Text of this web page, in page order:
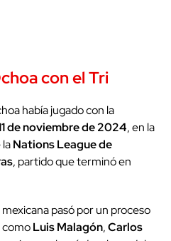
con el Tri
había jugado con la
de noviembre de 2024, en la
Nations League de
, partido que terminó en
pasó por un proceso
comoLuis Malagón,Carlos